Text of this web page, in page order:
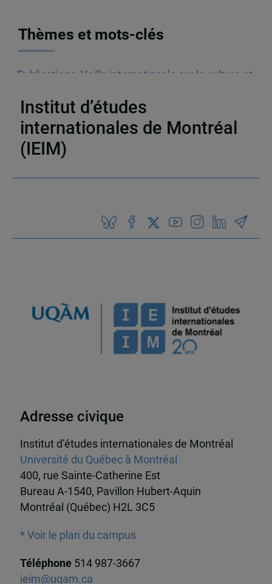
Thèmes et mots-clés
Publications Veille internationale sur la culture et
Institut d’études
internationales de Montréal
(IEIM)
Adresse civique
Institut d’études internationales de Montréal
Université du Québec à Montréal
400, rue Sainte-Catherine Est
Bureau A-1540, Pavillon Hubert-Aquin
Montréal (Québec) H2L 3C5
* Voir le plan du campus
Téléphone 514 987-3667
ieim@uqam.ca